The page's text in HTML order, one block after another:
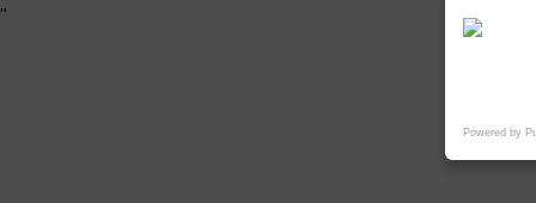
"
Powered by